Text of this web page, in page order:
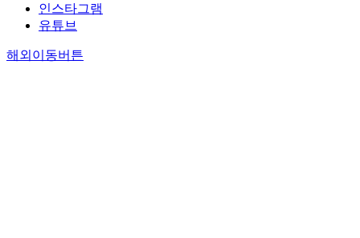
인스타그램
유튜브
해외이동버튼